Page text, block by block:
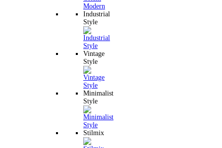
Industrial
Style
Vintage
Style
Minimalist
Style
Stilmix